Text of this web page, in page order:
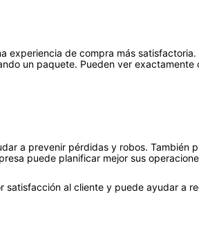
experiencia de compra más
un paquete. Pueden ver exactamente
a prevenir pérdidas y robos. También
puede planificar mejor sus
satisfacción al cliente y puede ayudar a